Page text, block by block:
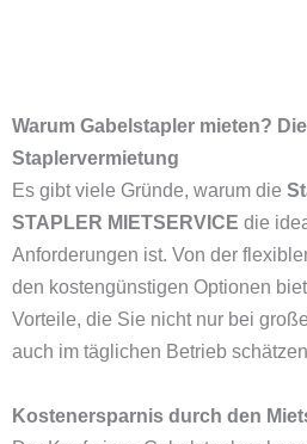
Warum Gabelstapler mieten?
Staplervermietung
Es gibt viele Gründe, warum die
STAPLER MIETSERVICE die
Anforderungen ist. Von der
den kostengünstigen Optionen
Vorteile, die Sie nicht nur bei
auch im täglichen Betrieb
Kostenersparnis durch den